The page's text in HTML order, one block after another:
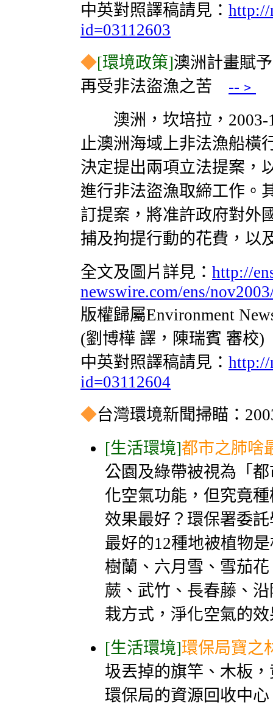
中英對照譯稿請見： http://
id=03112603
◆[環境政策]澳洲計畫賦
再受非法盜漁之苦
--﹥
澳洲，坎培拉，2003-
止澳洲海域上非法漁船橫
決定提出兩項立法提案，
進行非法盜漁取締工作。
訂提案，將准許政府對外
捕及拘提行動的花費，以
全文及圖片詳見： http://
newswire.com/ens/
版權歸屬Environment
(劉博樺 譯，陳瑞賓 審校)
中英對照譯稿請見： http://
id=03112604
◆台灣環境新聞掃瞄：
[生活環境]都市之肺啥
公園及綠帶被視為「
化空氣功能，但究竟
效果最好？環保署委
最好的12種地被植物
樹蘭、六月雪、雪茄
蕨、武竹、長春藤、
栽方式，淨化空氣的
[生活環境]環保局寶之
圾丟掉的旗竿、木板
環保局的資源回收中